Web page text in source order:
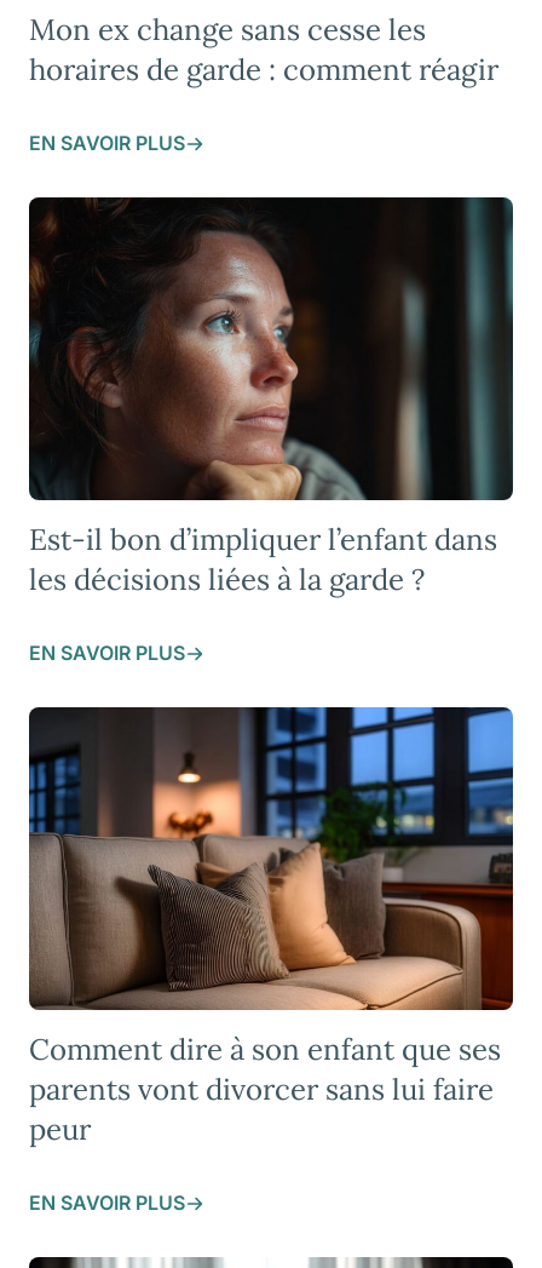
Mon ex change sans cesse les
horaires de garde : comment réagir
EN SAVOIR PLUS
Est-il bon d’impliquer l’enfant dans
les décisions liées à la garde ?
EN SAVOIR PLUS
Comment dire à son enfant que ses
parents vont divorcer sans lui faire
peur
EN SAVOIR PLUS